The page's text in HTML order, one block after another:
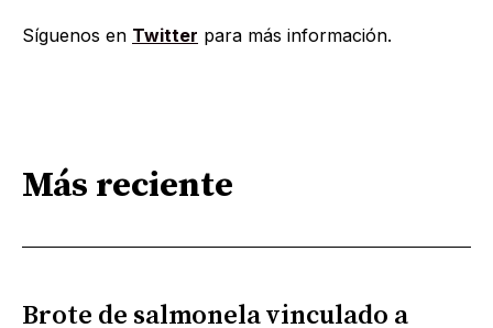
Síguenos en Twitter para más información.
Más reciente
Brote de salmonela vinculado a